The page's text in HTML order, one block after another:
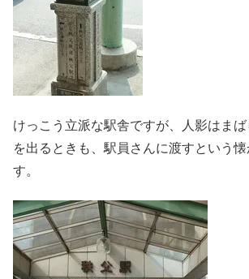
けっこう立派な駅舎ですが、人影はま
を出るときも、駅員さんに渡すという
す。